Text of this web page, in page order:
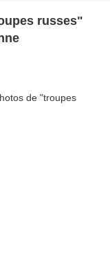
russes"